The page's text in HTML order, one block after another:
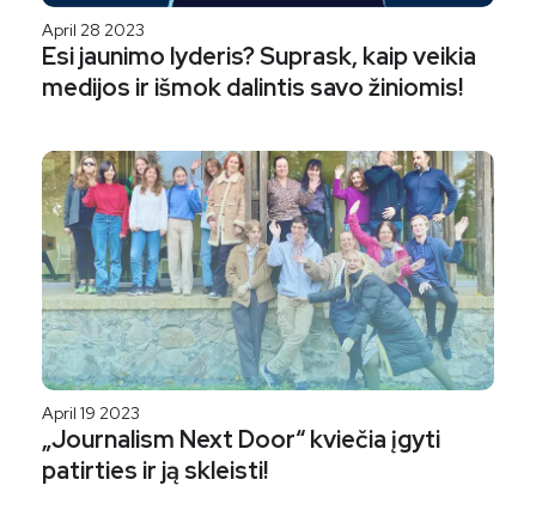
April 28 2023
Esi jaunimo lyderis? Suprask, kaip veikia
medijos ir išmok dalintis savo žiniomis!
April 19 2023
„Journalism Next Door“ kviečia įgyti
patirties ir ją skleisti!